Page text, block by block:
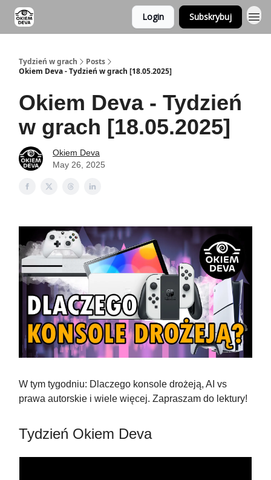
Login Subskrybuj
Tydzień w grach
Posts
Okiem Deva - Tydzień w grach [18.05.2025]
Okiem Deva - Tydzień
w grach [18.05.2025]
Okiem Deva
May 26, 2025
W tym tygodniu: Dlaczego konsole drożeją, AI vs
prawa autorskie i wiele więcej. Zapraszam do lektury!
Tydzień Okiem Deva